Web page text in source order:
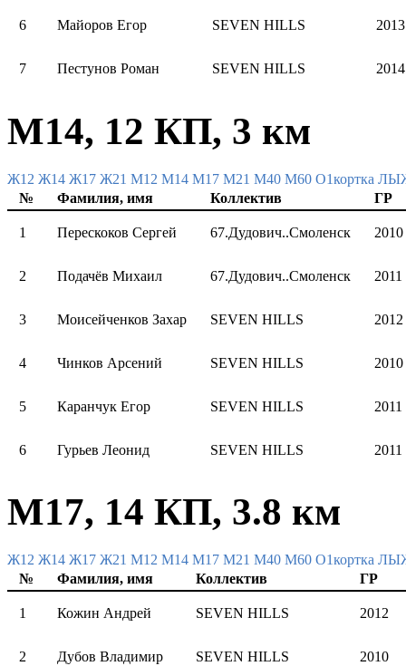
6 Майоров Егор SEVEN HILLS 2013
7 Пестунов Роман SEVEN HILLS 2014
М14, 12 КП, 3 км
Ж12 Ж14 Ж17 Ж21 М12 М14 М17 М21 М40 М60 О1кортка
№
Фамилия, имя Коллектив ГР
1 Перескоков Сергей 67.Дудович..Смоленск 2010
2 Подачёв Михаил 67.Дудович..Смоленск 2011
3 Моисейченков Захар SEVEN HILLS 2012
4 Чинков Арсений SEVEN HILLS 2010
5 Каранчук Егор SEVEN HILLS 2011
6 Гурьев Леонид SEVEN HILLS 2011
М17, 14 КП, 3.8 км
Ж12 Ж14 Ж17 Ж21 М12 М14 М17 М21 М40 М60 О1кортка
№
Фамилия, имя Коллектив ГР
1 Кожин Андрей SEVEN HILLS 2012
2 Дубов Владимир SEVEN HILLS 2010